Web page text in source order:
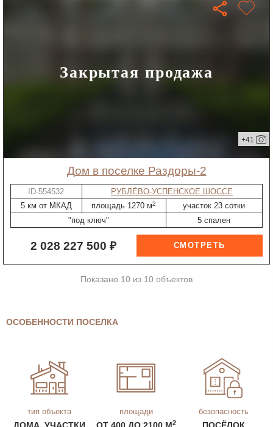
Закрытая продажа
+41
дом в поселке Раздоры-2
ID-554532
РУБЛЁВО-УСПЕНСКОЕ ШОССЕ
5 км от МКАД
площадь 1270 м2
участок 23 сотки
"под ключ"
5 спален
2 028 227 500 ₽
Показано 10 из 10 объектов
ОСОБЕННОСТИ ПОСЕЛКА
тип объекта площади
2
безопасность